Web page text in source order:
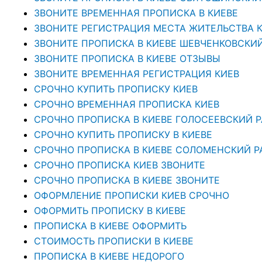
ЗВОНИТЕ ВРЕМЕННАЯ ПРОПИСКА В КИЕВЕ
ЗВОНИТЕ РЕГИСТРАЦИЯ МЕСТА ЖИТЕЛЬСТВА
ЗВОНИТЕ ПРОПИСКА В КИЕВЕ
ЗВОНИТЕ ПРОПИСКА В КИЕВЕ ОТЗЫВЫ
ЗВОНИТЕ ВРЕМЕННАЯ РЕГИСТРАЦИЯ КИЕВ
СРОЧНО КУПИТЬ ПРОПИСКУ КИЕВ
СРОЧНО ВРЕМЕННАЯ ПРОПИСКА КИЕВ
СРОЧНО ПРОПИСКА В КИЕВЕ ГОЛОСЕЕВСКИЙ
СРОЧНО КУПИТЬ ПРОПИСКУ В КИЕВЕ
CРОЧНО ПРОПИСКА В КИЕВЕ СОЛОМЕНСКИЙ
СРОЧНО ПРОПИСКА КИЕВ ЗВОНИТЕ
СРОЧНО ПРОПИСКА В КИЕВЕ ЗВОНИТЕ
ОФОРМЛЕНИЕ ПРОПИСКИ КИЕВ СРОЧНО
ОФОРМИТЬ ПРОПИСКУ В КИЕВЕ
ПРОПИСКА В КИЕВЕ ОФОРМИТЬ
СТОИМОСТЬ ПРОПИСКИ В КИЕВЕ
ПРОПИСКА В КИЕВЕ НЕДОРОГО